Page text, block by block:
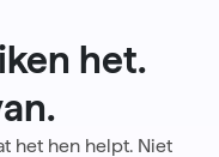
het.
het hen helpt. Niet